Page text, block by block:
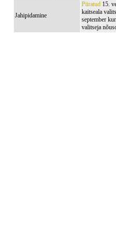
Jahipidamine
Piiratud 15.
kaitseala
september
valitseja